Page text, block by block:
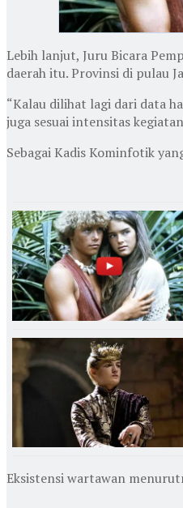
Lebih lanjut, Juru Bicara
daerah itu. Provinsi di pulau
“Kalau dilihat lagi dari data
juga sesuai intensitas
Sebagai Kadis Kominfotik
Eksistensi wartawan